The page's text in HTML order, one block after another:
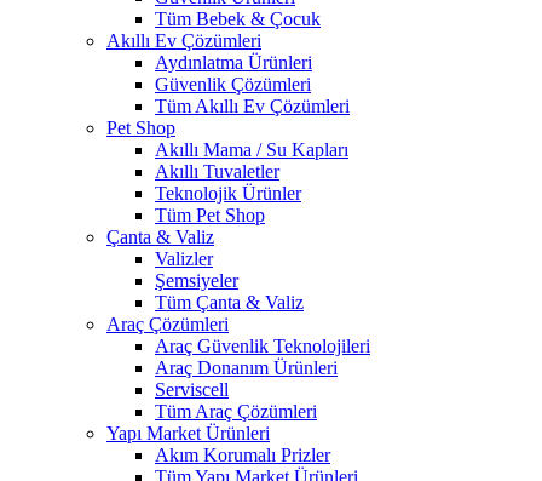
Tüm Bebek & Çocuk
Akıllı Ev Çözümleri
Aydınlatma Ürünleri
Güvenlik Çözümleri
Tüm Akıllı Ev Çözümleri
Pet Shop
Akıllı Mama / Su Kapları
Akıllı Tuvaletler
Teknolojik Ürünler
Tüm Pet Shop
Çanta & Valiz
Valizler
Şemsiyeler
Tüm Çanta & Valiz
Araç Çözümleri
Araç Güvenlik Teknolojileri
Araç Donanım Ürünleri
Serviscell
Tüm Araç Çözümleri
Yapı Market Ürünleri
Akım Korumalı Prizler
Tüm Yapı Market Ürünleri